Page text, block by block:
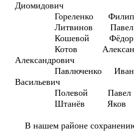
Диомидович
Гореленко Филипп
Литвинов Павел
Кошевой Фёдор
Котов
Александрович
Павлюченко
Васильевич
Полевой Павел
Штанёв Яков
В нашем районе